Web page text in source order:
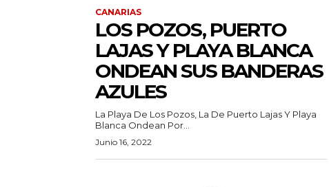
CANARIAS
LOS POZOS, PUERTO
LAJAS Y PLAYA BLANCA
ONDEAN SUS BANDERAS
AZULES
La Playa De Los Pozos, La De Puerto Lajas Y Playa
Blanca Ondean Por...
Junio 16, 2022